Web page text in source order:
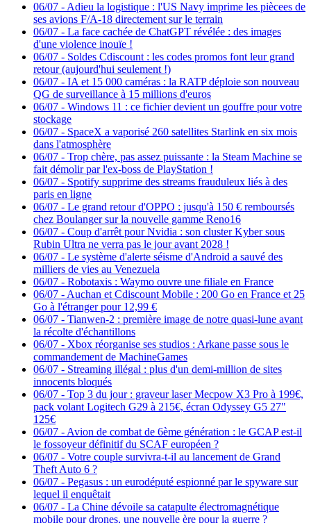
06/07 - Adieu la logistique : l'US Navy imprime les piècees de
ses avions F/A-18 directement sur le terrain
06/07 - La face cachée de ChatGPT révélée : des images
d'une violence inouïe !
06/07 - Soldes Cdiscount : les codes promos font leur grand
retour (aujourd'hui seulement !)
06/07 - IA et 15 000 caméras : la RATP déploie son nouveau
QG de surveillance à 15 millions d'euros
06/07 - Windows 11 : ce fichier devient un gouffre pour votre
stockage
06/07 - SpaceX a vaporisé 260 satellites Starlink en six mois
dans l'atmosphère
06/07 - Trop chère, pas assez puissante : la Steam Machine se
fait démolir par l'ex-boss de PlayStation !
06/07 - Spotify supprime des streams frauduleux liés à des
paris en ligne
06/07 - Le grand retour d'OPPO : jusqu'à 150 € remboursés
chez Boulanger sur la nouvelle gamme Reno16
06/07 - Coup d'arrêt pour Nvidia : son cluster Kyber sous
Rubin Ultra ne verra pas le jour avant 2028 !
06/07 - Le système d'alerte séisme d'Android a sauvé des
milliers de vies au Venezuela
06/07 - Robotaxis : Waymo ouvre une filiale en France
06/07 - Auchan et Cdiscount Mobile : 200 Go en France et 25
Go à l'étranger pour 12,99 €
06/07 - Tianwen-2 : première image de notre quasi-lune avant
la récolte d'échantillons
06/07 - Xbox réorganise ses studios : Arkane passe sous le
commandement de MachineGames
06/07 - Streaming illégal : plus d'un demi-million de sites
innocents bloqués
06/07 - Top 3 du jour : graveur laser Mecpow X3 Pro à 199€,
pack volant Logitech G29 à 215€, écran Odyssey G5 27"
125€
06/07 - Avion de combat de 6ème génération : le GCAP est-il
le fossoyeur définitif du SCAF européen ?
06/07 - Votre couple survivra-t-il au lancement de Grand
Theft Auto 6 ?
06/07 - Pegasus : un eurodéputé espionné par le spyware sur
lequel il enquêtait
06/07 - La Chine dévoile sa catapulte électromagnétique
mobile pour drones, une nouvelle ère pour la guerre ?